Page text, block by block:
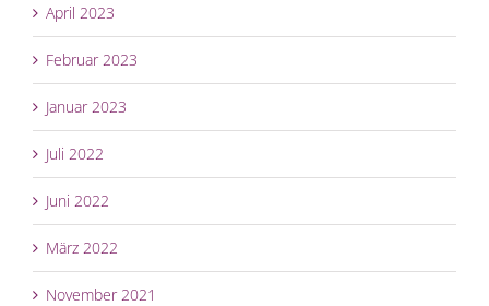
April 2023
Februar 2023
Januar 2023
Juli 2022
Juni 2022
März 2022
November 2021